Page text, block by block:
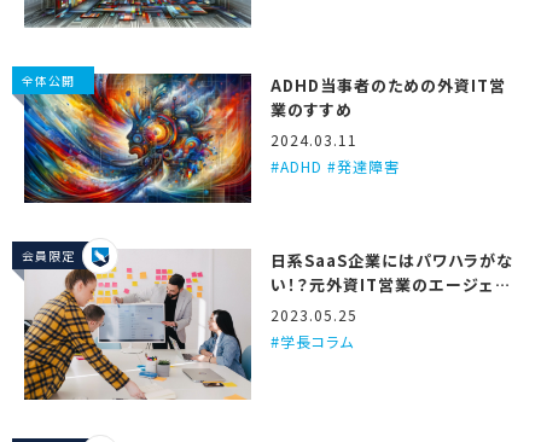
全体公開
ADHD当事者のための外資IT営
業のすすめ
2024.03.11
ADHD #発達障害
会員限定
日系SaaS企業にはパワハラがな
い！？元外資IT営業のエージェン
トが3つの理由を解説するで！
2023.05.25
学長コラム